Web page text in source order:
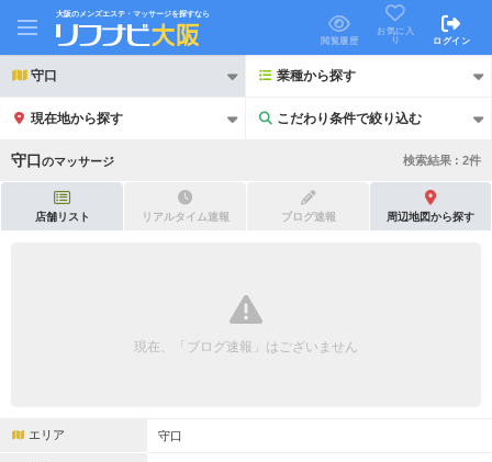
大阪のメンズエステ・マッサージを探すなら
閲覧履歴
お気に入
り
ログイン
守口 業種から探す
現在地から探す こだわり条件で絞り込む
こだわり条件で絞り込む
守口のマッサージ 検索結果 : 2件
店舗リスト リアルタイム速報 ブログ速報 周辺地図から探す
現在、「ブログ速報」はございません
エリア 守口